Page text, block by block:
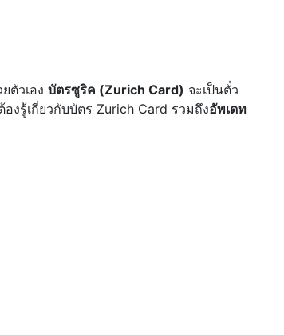
ตัวเอง บัตรซูริค (Zurich Card) จะเป็นตั๋ว
รู้เกี่ยวกับบัตร Zurich Card รวมถึงอัพเดท